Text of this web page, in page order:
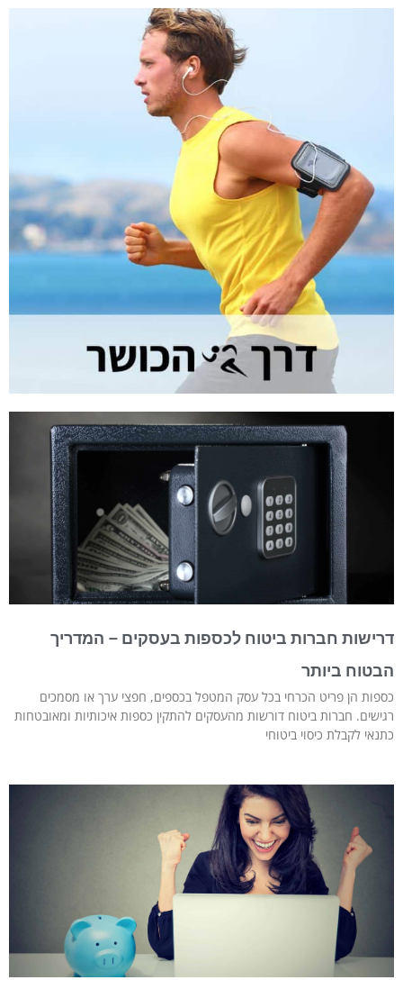
דרישות חברות ביטוח לכספות בעסקים – המדריך
הבטוח ביותר
כספות הן פריט הכרחי בכל עסק המטפל בכספים, חפצי ערך או מסמכים
רגישים. חברות ביטוח דורשות מהעסקים להתקין כספות איכותיות ומאובטחות
כתנאי לקבלת כיסוי ביטוחי